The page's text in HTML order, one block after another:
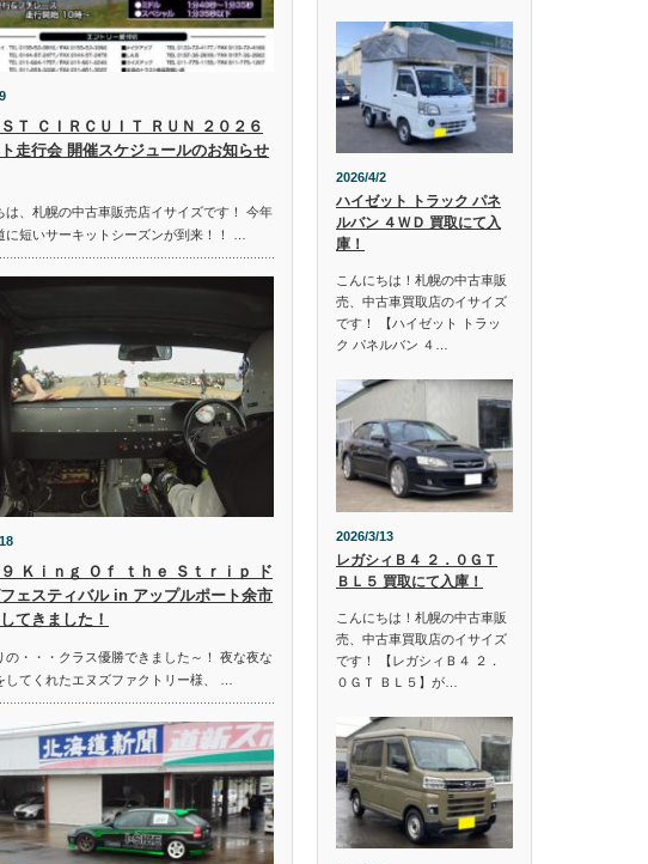
Ｔ ＣＩＲＣＵＩＴ ＲＵＮ ２０２６
ト走行会 開催スケジュールのお知らせ
は、札幌の中古車販売店イサイズです！ 今年
に短いサーキットシーズンが到来！！ …
Ｋｉｎｇ Ｏｆ ｔｈｅ Ｓｔｒｉｐ ド
ェスティバル in アップルポート余市
てきました！
の・・・クラス優勝できました～！ 夜な夜な
してくれたエヌズファクトリー様、 …
2026/4/2
ハイゼット トラック パネ
ルバン ４ＷＤ 買取にて入
庫！
こんにちは！札幌の中古車販
売、中古車買取店のイサイズ
です！ 【ハイゼット トラッ
ク パネルバン ４…
2026/3/13
レガシィＢ４ ２．０ＧＴ
ＢＬ５ 買取にて入庫！
こんにちは！札幌の中古車販
売、中古車買取店のイサイズ
です！ 【レガシィＢ４ ２．
０ＧＴ ＢＬ５】が…